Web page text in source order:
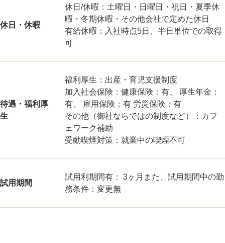
休日・休暇
休日/休暇：土曜日・日曜日・祝日・夏季休
暇・冬期休暇・その他会社で定めた休日
有給休暇：入社時点5日、半日単位での取得
可
待遇・福利厚
生
福利厚生：出産・育児支援制度
加入社会保険：健康保険：有、 厚生年金：
有、 雇用保険：有 労災保険：有
その他（御社ならではの制度など）：カフ
ェワーク補助
受動喫煙対策：就業中の喫煙不可
試用期間
試用利期間有： 3ヶ月また、試用期間中の勤
務条件：変更無